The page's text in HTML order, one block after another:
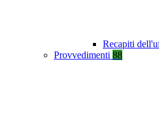
Recapiti
Provvedimenti 88